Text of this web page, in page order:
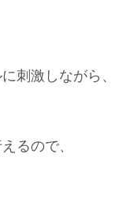
刺激しながら、
るので、